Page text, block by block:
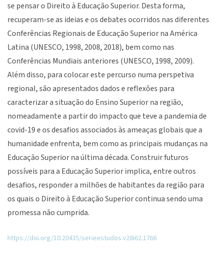
se pensar o Direito à Educação Superior. Desta forma,
recuperam-se as ideias e os debates ocorridos nas diferentes
Conferências Regionais de Educação Superior na América
Latina (UNESCO, 1998, 2008, 2018), bem como nas
Conferências Mundiais anteriores (UNESCO, 1998, 2009).
Além disso, para colocar este percurso numa perspetiva
regional, são apresentados dados e reflexões para
caracterizar a situação do Ensino Superior na região,
nomeadamente a partir do impacto que teve a pandemia de
covid-19 e os desafios associados às ameaças globais que a
humanidade enfrenta, bem como as principais mudanças na
Educação Superior na última década. Construir futuros
possíveis para a Educação Superior implica, entre outros
desafios, responder a milhões de habitantes da região para
os quais o Direito à Educação Superior continua sendo uma
promessa não cumprida.
https://doi.org/10.20435/serieestudos.v28i62.1766